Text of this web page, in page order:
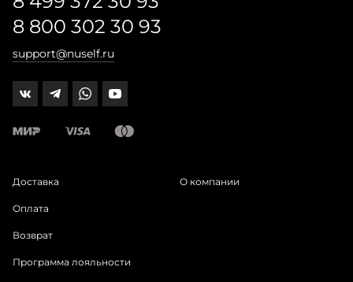
8 800 302 30 93
support@nuself.ru
Доставка
Оплата
Возврат
Программа лояльности
О компании